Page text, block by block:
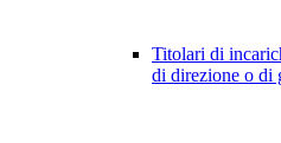
Titolari di
di direzione o di